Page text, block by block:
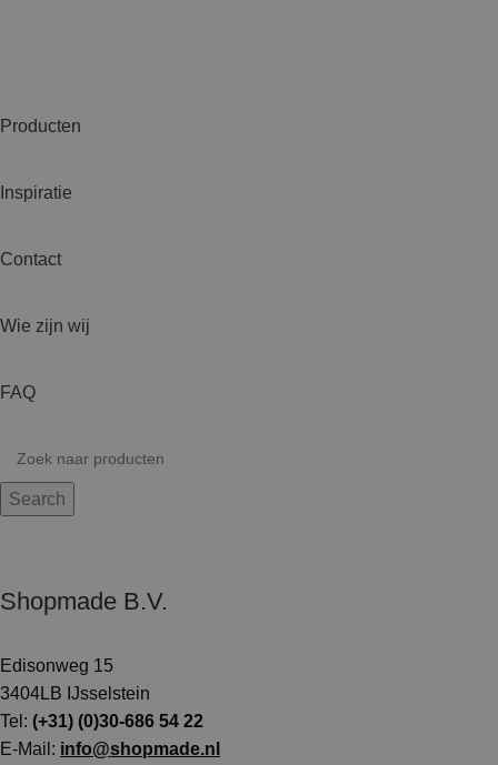
Producten
Inspiratie
Contact
Wie zijn wij
FAQ
Search
Shopmade B.V.
Edisonweg 15
3404LB IJsselstein
Tel: (+31) (0)30-686 54 22
E-Mail: info@shopmade.nl